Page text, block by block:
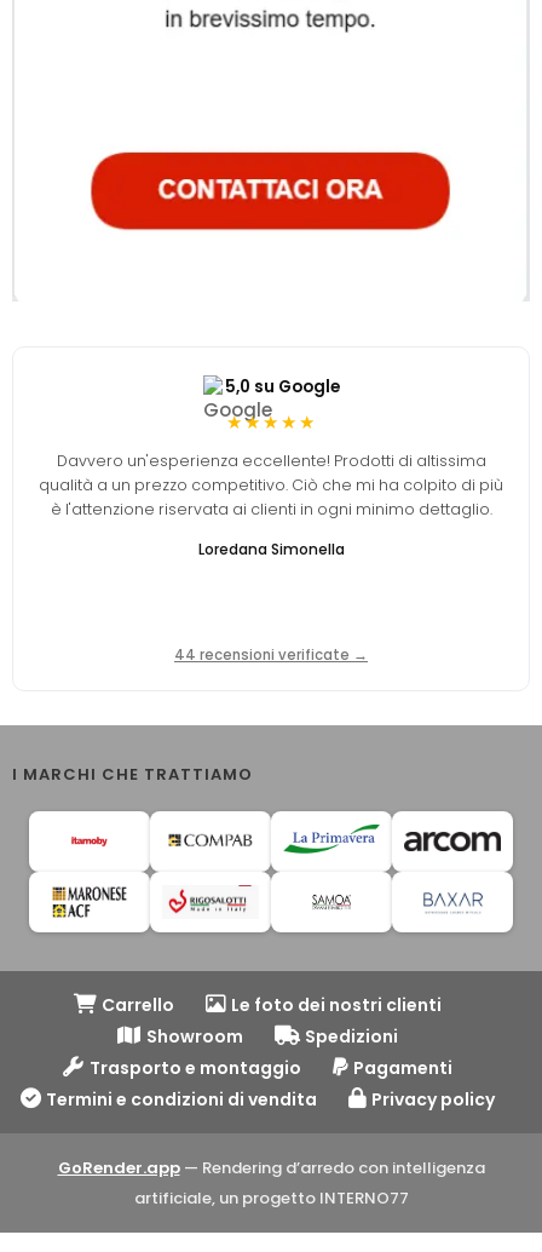
5,0 su Google
★★★★★
Davvero un'esperienza eccellente! Prodotti di altissima
qualità a un prezzo competitivo. Ciò che mi ha colpito di più
è l'attenzione riservata ai clienti in ogni minimo dettaglio.
Loredana Simonella
44 recensioni verificate →
I MARCHI CHE TRATTIAMO
Carrello
Le foto dei nostri clienti
Showroom
Spedizioni
Trasporto e montaggio
Pagamenti
Termini e condizioni di vendita
Privacy policy
GoRender.app— Rendering d’arredo con intelligenza
artificiale, un progetto INTERNO77